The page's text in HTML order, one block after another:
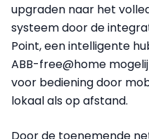
upgraden naar het
systeem door de
Point, een intelligente
ABB-free@home
voor bediening door
lokaal als op afstand.
Door de toenemende